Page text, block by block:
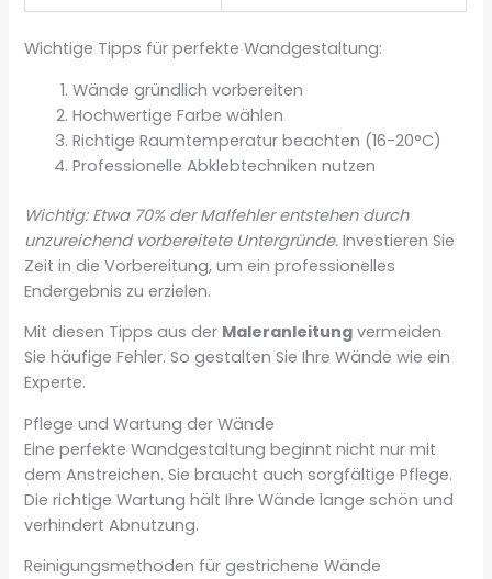
Wichtige Tipps für perfekte Wandgestaltung:
Wände gründlich vorbereiten
Hochwertige Farbe wählen
Richtige Raumtemperatur beachten (16-20°C)
Professionelle Abklebtechniken nutzen
Wichtig: Etwa 70% der Malfehler entstehen durch
unzureichend vorbereitete Untergründe. Investieren Sie
Zeit in die Vorbereitung, um ein professionelles
Endergebnis zu erzielen.
Mit diesen Tipps aus der Maleranleitung vermeiden
Sie häufige Fehler. So gestalten Sie Ihre Wände wie ein
Experte.
Pflege und Wartung der Wände
Eine perfekte Wandgestaltung beginnt nicht nur mit
dem Anstreichen. Sie braucht auch sorgfältige Pflege.
Die richtige Wartung hält Ihre Wände lange schön und
verhindert Abnutzung.
Reinigungsmethoden für gestrichene Wände